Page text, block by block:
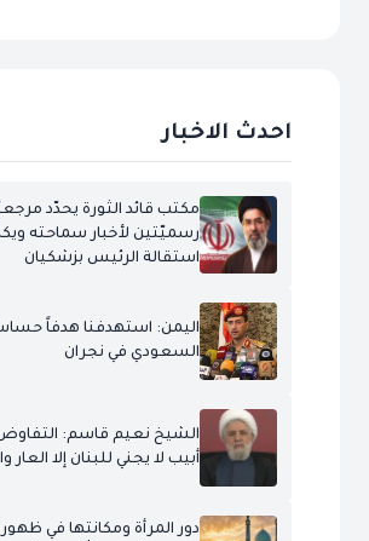
احدث الاخبار
مكتب قائد الثورة يحدّد
رسميّتين لأخبار سماحته
استقالة الرئيس بزشكيان
اليمن: استهدفنا هدفاً
السعودي في نجران
الشيخ نعيم قاسم:
أبيب لا يجني للبنان إلا العار
دور المرأة ومكانتها في ظهور